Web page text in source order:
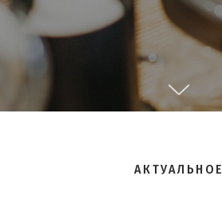
АКТУАЛЬНОЕ